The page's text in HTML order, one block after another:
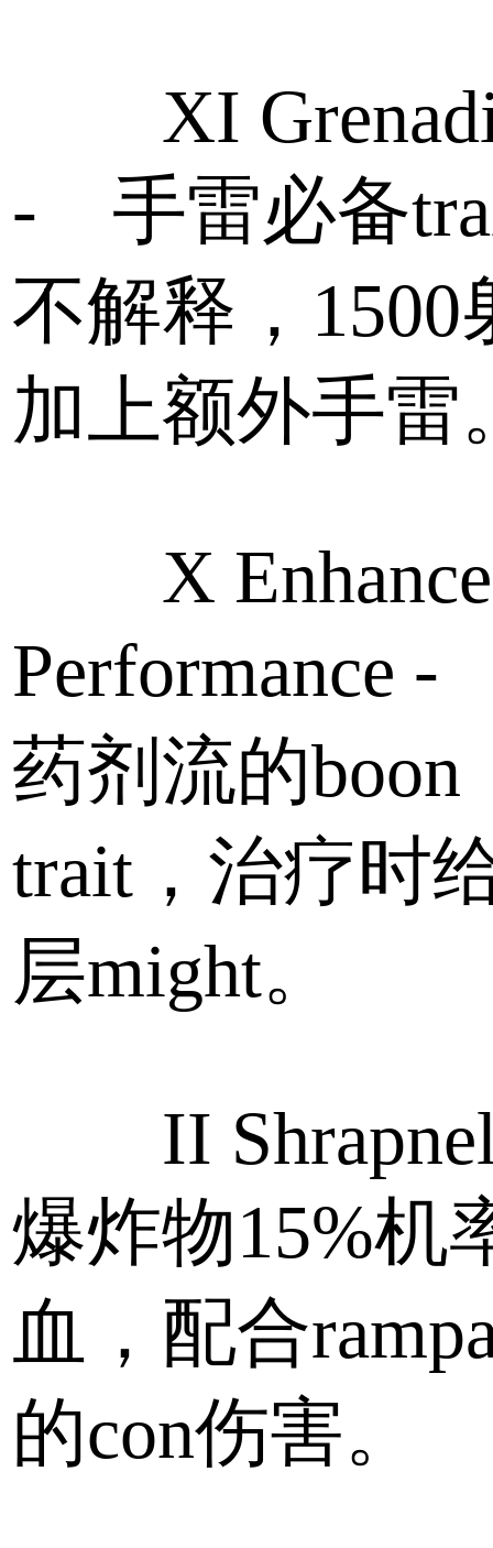
XI
- 手雷必备
不解释，1500
加上额外手雷
X Enhance
Performance
药剂流的boon
trait，治疗时
层might。
II
爆炸物15%机
血，配合
的con伤害。